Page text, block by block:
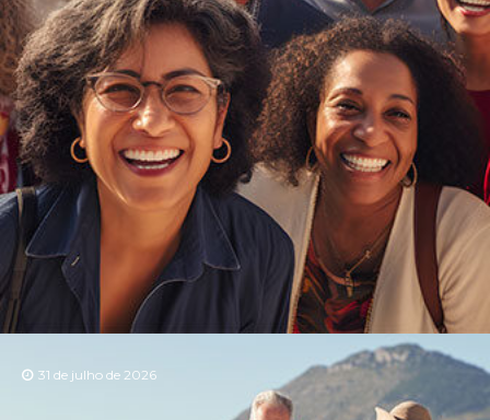
31 de julho de 2026